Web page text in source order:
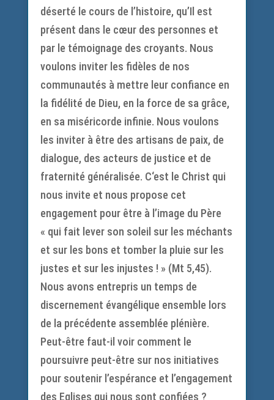
déserté le cours de l’histoire, qu’Il est
présent dans le cœur des personnes et
par le témoignage des croyants. Nous
voulons inviter les fidèles de nos
communautés à mettre leur confiance en
la fidélité de Dieu, en la force de sa grâce,
en sa miséricorde infinie. Nous voulons
les inviter à être des artisans de paix, de
dialogue, des acteurs de justice et de
fraternité généralisée. C‘est le Christ qui
nous invite et nous propose cet
engagement pour être à l’image du Père
« qui fait lever son soleil sur les méchants
et sur les bons et tomber la pluie sur les
justes et sur les injustes ! » (Mt 5,45).
Nous avons entrepris un temps de
discernement évangélique ensemble lors
de la précédente assemblée plénière.
Peut-être faut-il voir comment le
poursuivre peut-être sur nos initiatives
pour soutenir l’espérance et l’engagement
des Eglises qui nous sont confiées ?